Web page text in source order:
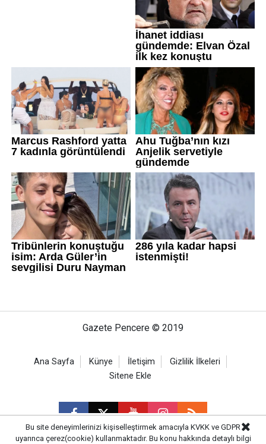
Gazete Pencere © 2019
Ana Sayfa Künye İletişim
Gizlilik İlkeleri
Sitene Ekle
Bu site deneyimlerinizi kişiselleştirmek amacıyla KVKK ve GDPR
uyarınca çerez(cookie) kullanmaktadır. Bu konu hakkında detaylı bilgi